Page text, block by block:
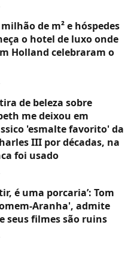
de m² e hóspedes
o hotel de luxo onde
Holland celebraram o
de beleza sobre
me deixou em
'esmalte favorito' da
III por décadas, na
foi usado
é uma porcaria’: Tom
Aranha', admite
seus filmes são ruins